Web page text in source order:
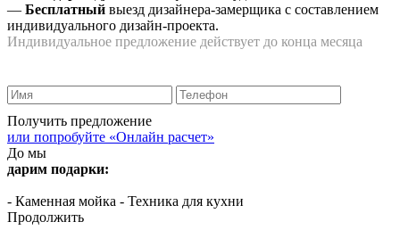
— Бесплатный выезд дизайнера-замерщика с составлением
индивидуального дизайн-проекта.
Индивидуальное предложение действует до конца месяца
Получить предложение
или попробуйте «Онлайн расчет»
До мы
дарим подарки:
- Каменная мойка - Техника для кухни
Продолжить